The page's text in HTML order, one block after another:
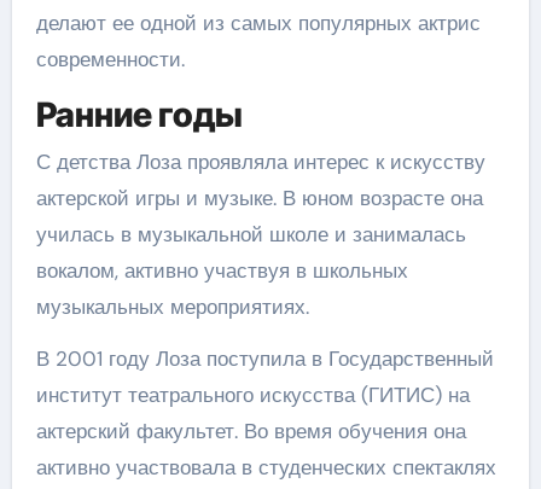
делают ее одной из самых популярных актрис
современности.
Ранние годы
С детства Лоза проявляла интерес к искусству
актерской игры и музыке. В юном возрасте она
училась в музыкальной школе и занималась
вокалом, активно участвуя в школьных
музыкальных мероприятиях.
В 2001 году Лоза поступила в Государственный
институт театрального искусства (ГИТИС) на
актерский факультет. Во время обучения она
активно участвовала в студенческих спектаклях